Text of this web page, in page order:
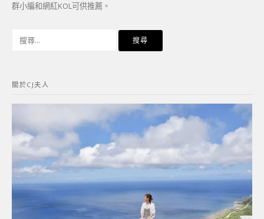
群小編和網紅KOL可供推薦。
字:
關於CJ夫人